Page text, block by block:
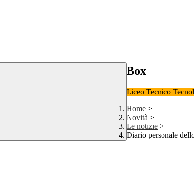
Box
Liceo Tecnico
Home >
Novità >
Le notizie >
Diario personale